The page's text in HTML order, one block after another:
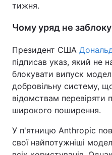
тижня.
Чому уряд не
Президент США
підписав указ, який не
блокувати випуск
добровільну систему,
відомствам перевіряти
широкого поширення.
У п'ятницю Anthropic
свої найпотужніші